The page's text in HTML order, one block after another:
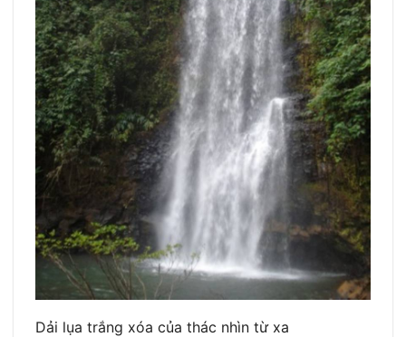
Dải lụa trắng xóa của thác nhìn từ xa